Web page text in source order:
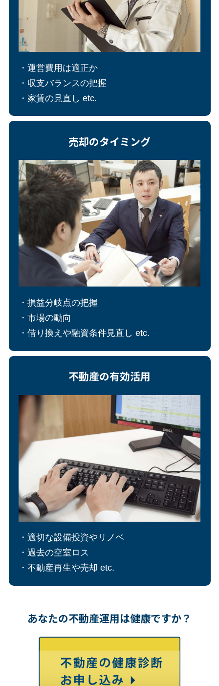
・運営費用は適正か
・収支バランスの把握
・家賃の見直し etc.
売却のタイミング
・損益分岐点の把握
・市場の動向
・借り換えや融資条件見直し etc.
不動産の有効活用
・適切な設備投資やリノベ
・過去の空室ロス
・不動産再生や売却 etc.
あなたの不動産運用は健康ですか？